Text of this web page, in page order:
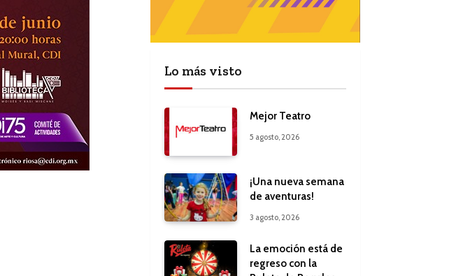
Lo más visto
Mejor Teatro
5 agosto, 2026
¡Una nueva semana
de aventuras!
3 agosto, 2026
La emoción está de
regreso con la